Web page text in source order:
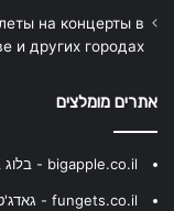
на концерты в
и других городах
אתרים מומלצים
bigapple.co.il - בלוג בניית אתרים
fungets.co.il - גאדג'טים הכי שווים